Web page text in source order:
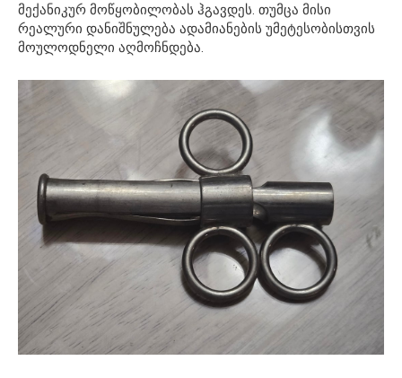
მექანიკურ მოწყობილობას ჰგავდეს. თუმცა მისი
რეალური დანიშნულება ადამიანების უმეტესობისთვის
მოულოდნელი აღმოჩნდება.